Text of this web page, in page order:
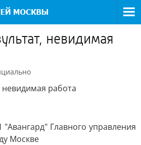
невидимая
работа
Главного управления
Москве